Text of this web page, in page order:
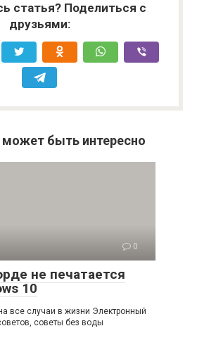
статья? Поделиться с
друзьями:
быть интересно
0
не печатается
10
все случаи в жизни Электронный
советы без воды